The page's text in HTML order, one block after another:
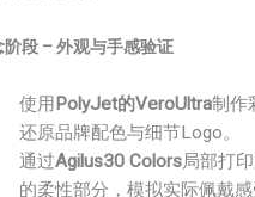
阶段 – 外观与手感验证
使用 PolyJet的VeroUltra制作
还原品牌配色与细节Logo。
通过Agilus30 Colors局部打
的柔性部分，模拟实际佩戴感